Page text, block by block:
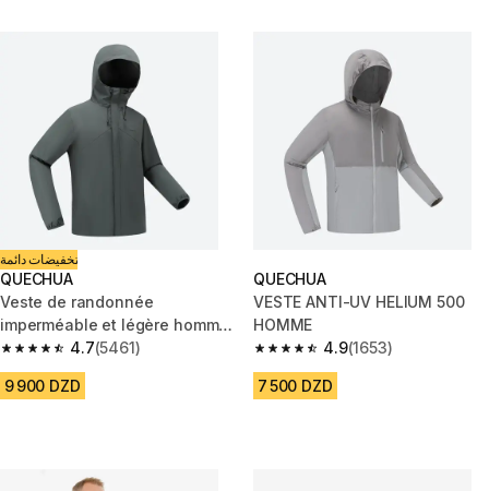
تخفيضات دائمة
QUECHUA
Veste de randonnée
imperméable et légère homme,
MH100 vert4.7
4.7 out of 5 stars from 5461 reviews
(5461)
9 900 DZD
QUECHUA
VESTE ANTI-UV HELIUM 500
HOMME
4.9
4.9 out of 5 stars from 1653
(1653)
7 500 DZD